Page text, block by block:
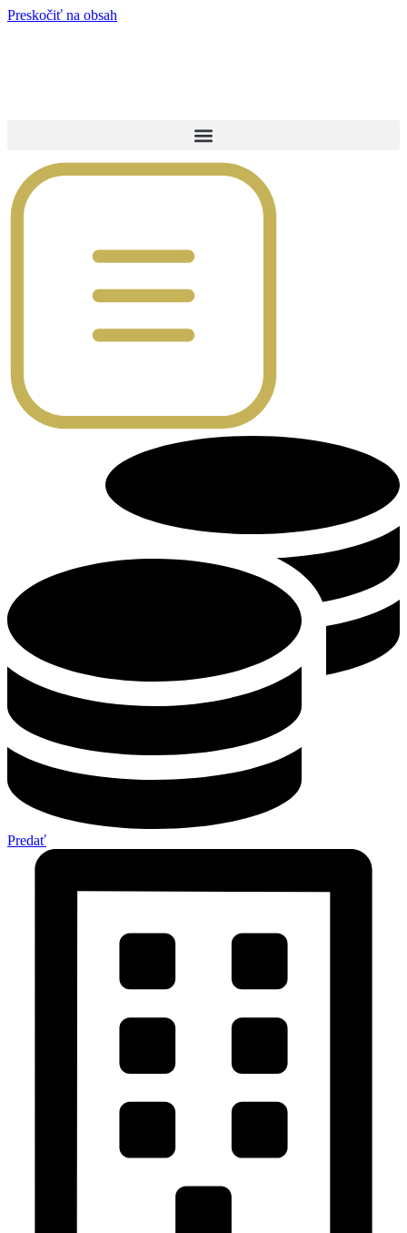
Preskočiť na obsah
Predať